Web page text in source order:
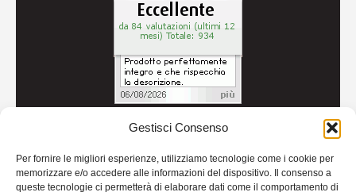
Gestisci Consenso
Per fornire le migliori esperienze, utilizziamo tecnologie come i cookie per
memorizzare e/o accedere alle informazioni del dispositivo. Il consenso a
queste tecnologie ci permetterà di elaborare dati come il comportamento di
Credits